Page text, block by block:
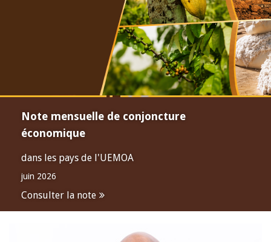
Note mensuelle de conjoncture
économique
dans les pays de l'UEMOA
juin 2026
Consulter la note